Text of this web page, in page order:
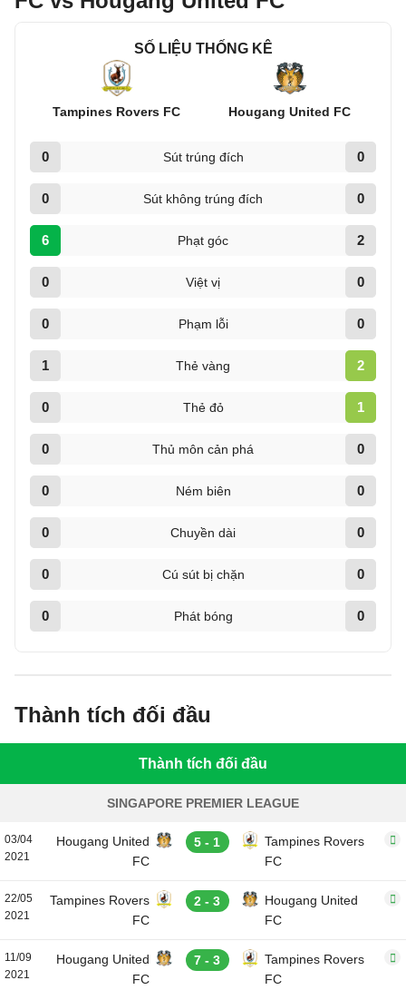
SỐ LIỆU THỐNG KÊ
Tampines Rovers FC Hougang United FC
0 Sút trúng đích 0
0 Sút không trúng đích 0
6 Phạt góc 2
0 Việt vị 0
0 Phạm lỗi 0
1 Thẻ vàng 2
0 Thẻ đỏ 1
0 Thủ môn cản phá 0
0 Ném biên 0
0 Chuyền dài 0
0 Cú sút bị chặn 0
0 Phát bóng 0
Thành tích đối đầu
Thành tích đối đầu
SINGAPORE PREMIER LEAGUE
03/04
2021
Hougang United
FC
5 - 1
Tampines Rovers
FC
22/05
2021
Tampines Rovers
FC
2 - 3
Hougang United
FC
11/09
2021
Hougang United
FC
7 - 3
Tampines Rovers
FC